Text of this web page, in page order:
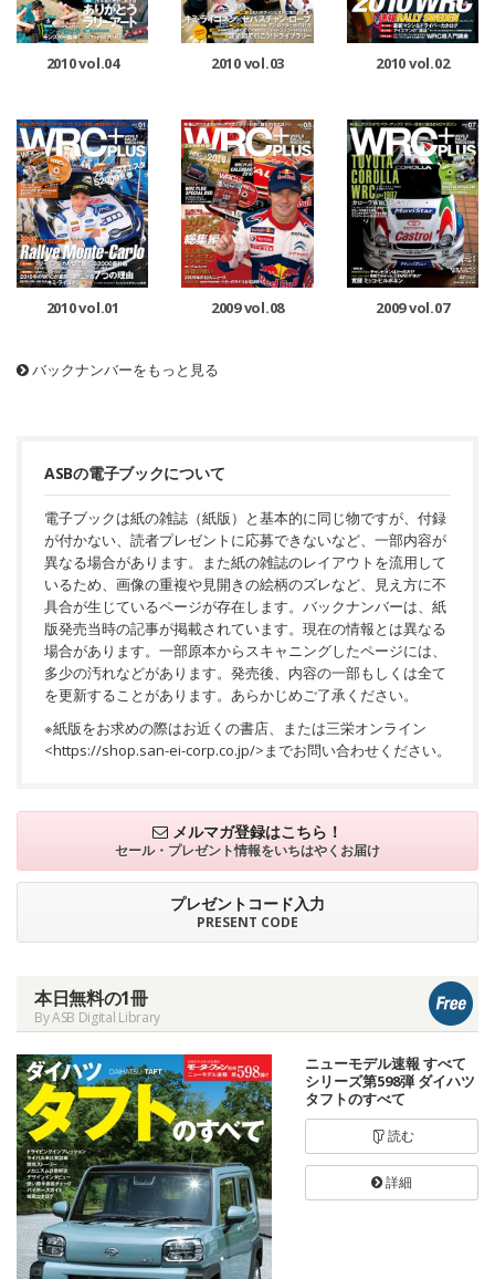
2010 vol.04 2010 vol.03 2010 vol.02
2010 vol.01 2009 vol.08 2009 vol.07
バックナンバーをもっと見る
ASBの電子ブックについて
電子ブックは紙の雑誌（紙版）と基本的に同じ物ですが、付録
が付かない、読者プレゼントに応募できないなど、一部内容が
異なる場合があります。また紙の雑誌のレイアウトを流用して
いるため、画像の重複や見開きの絵柄のズレなど、見え方に不
具合が生じているページが存在します。バックナンバーは、紙
版発売当時の記事が掲載されています。現在の情報とは異なる
場合があります。一部原本からスキャニングしたページには、
多少の汚れなどがあります。発売後、内容の一部もしくは全て
を更新することがあります。あらかじめご了承ください。
※紙版をお求めの際はお近くの書店、または三栄オンライン
<https://shop.san-ei-corp.co.jp/>までお問い合わせください。
メルマガ登録はこちら！
セール・プレゼント情報をいちはやくお届け
プレゼントコード入力
PRESENT CODE
本日無料の1冊
By ASB Digital Library
ニューモデル速報 すべて
シリーズ第598弾 ダイハツ
タフトのすべて
読む
詳細